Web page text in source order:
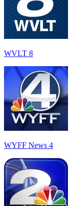
WVLT 8
WYFF News 4